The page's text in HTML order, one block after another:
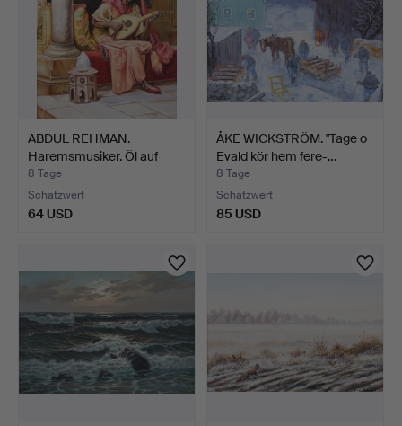
ABDUL REHMAN.
Haremsmusiker. Öl auf
Leinwa…
8 Tage
Schätzwert
64 USD
ÅKE WICKSTRÖM. "Tage o
Evald kör hem fere-…
8 Tage
Schätzwert
85 USD